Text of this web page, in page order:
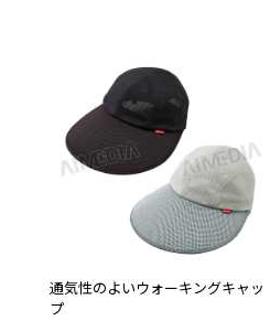
通気性のよいウォーキングキャッ
プ